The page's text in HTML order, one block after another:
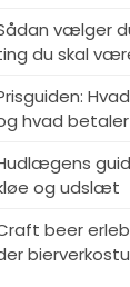
vælger
du skal
hvad
og udslæt
beer